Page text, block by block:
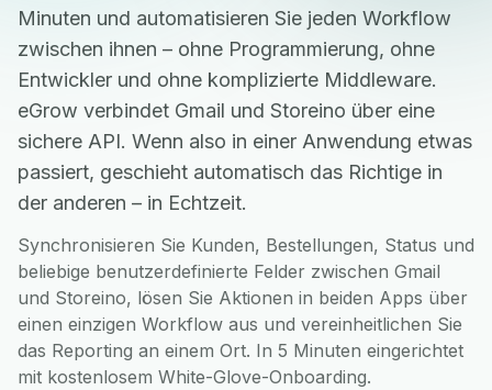
Minuten und automatisieren Sie jeden Workflow
zwischen ihnen – ohne Programmierung, ohne
Entwickler und ohne komplizierte Middleware.
eGrow verbindet Gmail und Storeino über eine
sichere API. Wenn also in einer Anwendung etwas
passiert, geschieht automatisch das Richtige in
der anderen – in Echtzeit.
Synchronisieren Sie Kunden, Bestellungen, Status und
beliebige benutzerdefinierte Felder zwischen Gmail
und Storeino, lösen Sie Aktionen in beiden Apps über
einen einzigen Workflow aus und vereinheitlichen Sie
das Reporting an einem Ort. In 5 Minuten eingerichtet
mit kostenlosem White-Glove-Onboarding.